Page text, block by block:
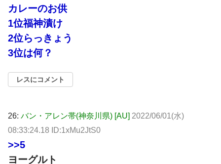
カレーのお供
1位福神漬け
2位らっきょう
3位は何？
レスにコメント
26: バン・アレン帯(神奈川県) [AU] 2022/06/01(水)
08:33:24.18 ID:1xMu2JtS0
>>5
ヨーグルト